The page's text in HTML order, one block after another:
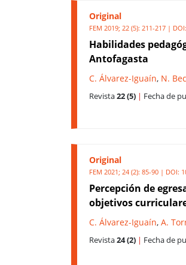
Original
FEM 2019; 22 (5): 211-217 | DOI:
Habilidades
Antofagasta
C. Álvarez-Iguaín, N.
Revista22 (5) | Fecha de
Original
FEM 2021; 24 (2): 85-90 | DOI:
Percepción de
objetivos
C. Álvarez-Iguaín, A.
Revista24 (2) | Fecha de